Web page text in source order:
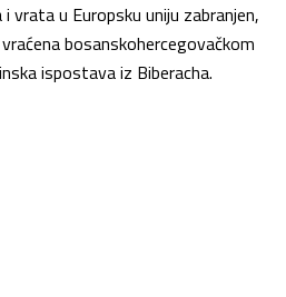
vrata u Europsku uniju zabranjen,
bosanskohercegovačkom
ispostava iz Biberacha.